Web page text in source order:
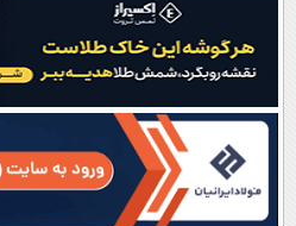
نظرسنجی
آب و هوا
اوقات شرعی
سواد زندگی